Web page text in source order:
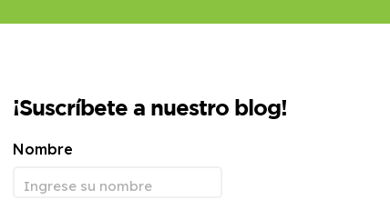
¡Suscríbete a nuestro blog!
Nombre